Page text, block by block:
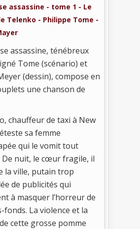
assassine - tome 1 - Le
Telenko - Philippe Tome -
assassine, ténébreux
Tome (scénario) et
(dessin), compose en
une chanson de
chauffeur de taxi à New
sa femme
qui le vomit tout
De nuit, le cœur fragile, il
la ville, putain trop
de publicités qui
à masquer l’horreur de
fonds. La violence et la
cette grosse pomme